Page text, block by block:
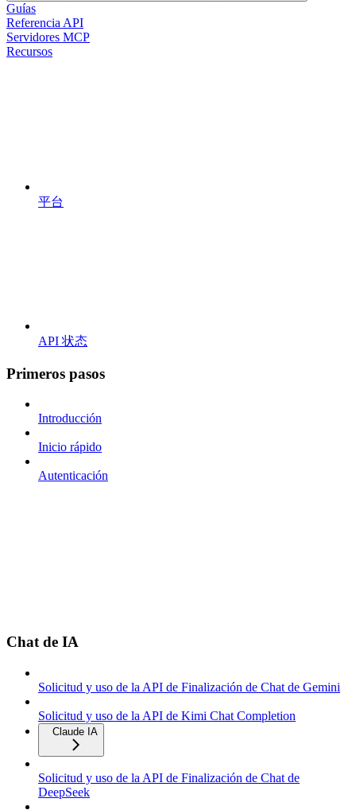
Guías
Referencia API
Servidores MCP
Recursos
平台
API 状态
Primeros pasos
Introducción
Inicio rápido
Autenticación
Chat de IA
Solicitud y uso de la API de Finalización de Chat de Gemini
Solicitud y uso de la API de Kimi Chat Completion
Claude IA
Solicitud y uso de la API de Finalización de Chat de
DeepSeek